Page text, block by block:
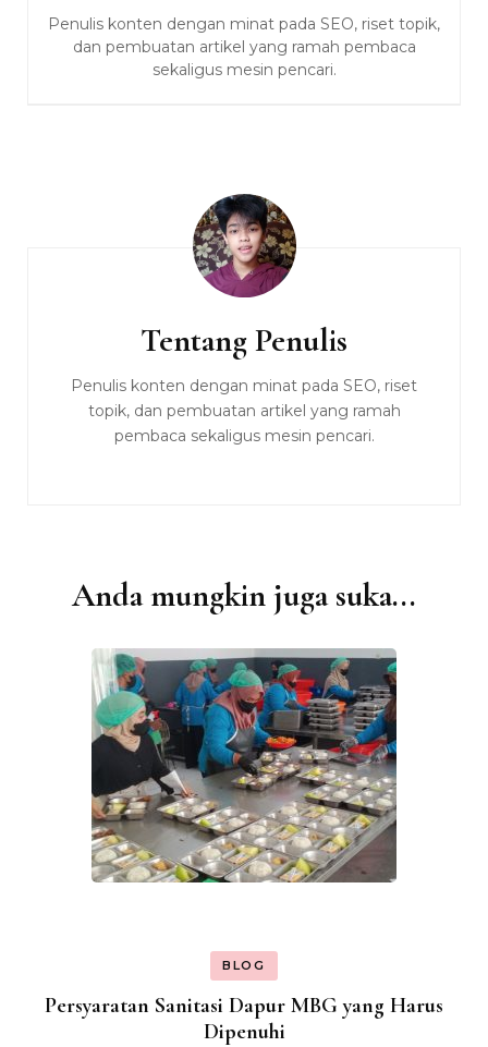
Penulis konten dengan minat pada SEO, riset topik,
dan pembuatan artikel yang ramah pembaca
sekaligus mesin pencari.
Tentang Penulis
Penulis konten dengan minat pada SEO, riset
topik, dan pembuatan artikel yang ramah
pembaca sekaligus mesin pencari.
Anda mungkin juga suka...
BLOG
Persyaratan Sanitasi Dapur MBG yang Harus
Dipenuhi